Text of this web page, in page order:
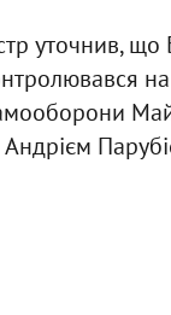
уточнив, що